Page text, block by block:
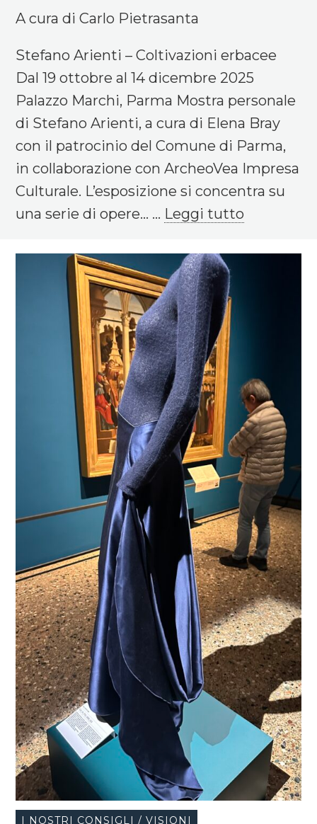
A cura di Carlo Pietrasanta
Stefano Arienti – Coltivazioni erbacee
Dal 19 ottobre al 14 dicembre 2025
Palazzo Marchi, Parma Mostra personale
di Stefano Arienti, a cura di Elena Bray
con il patrocinio del Comune di Parma,
in collaborazione con ArcheoVea Impresa
Culturale. L’esposizione si concentra su
una serie di opere... ... Leggi tutto
I NOSTRI CONSIGLI / VISIONI